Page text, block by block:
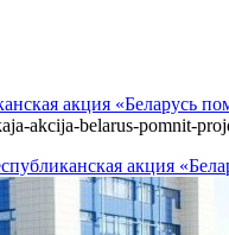
акция «Беларусь
akcija-belarus-pomnit-
акция